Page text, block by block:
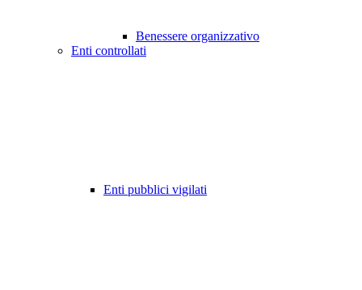
Benessere organizzativo
Enti controllati
Enti pubblici vigilati